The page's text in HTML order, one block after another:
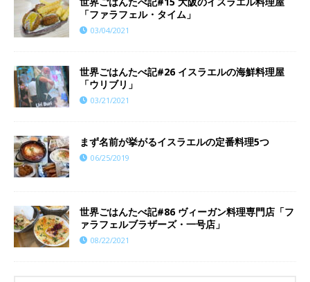
「ファラフェル・タイム」
03/04/2021
世界ごはんたべ記#26 イスラエルの海鮮料理屋
「ウリブリ」
03/21/2021
まず名前が挙がるイスラエルの定番料理5つ
06/25/2019
世界ごはんたべ記#86 ヴィーガン料理専門店「フ
ァラフェルブラザーズ・一号店」
08/22/2021